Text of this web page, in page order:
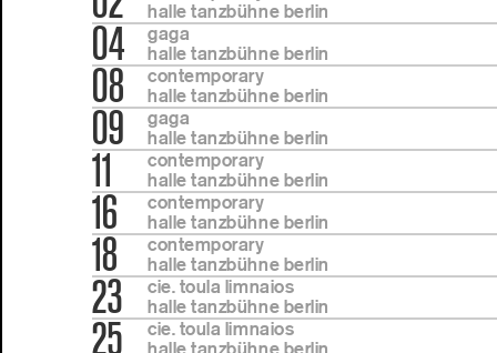
halle tanzbühne berlin
04
gaga
halle tanzbühne berlin
08
contemporary
halle tanzbühne berlin
09
gaga
halle tanzbühne berlin
11
contemporary
halle tanzbühne berlin
16
contemporary
halle tanzbühne berlin
18
contemporary
halle tanzbühne berlin
23
cie. toula limnaios
halle tanzbühne berlin
25
cie. toula limnaios